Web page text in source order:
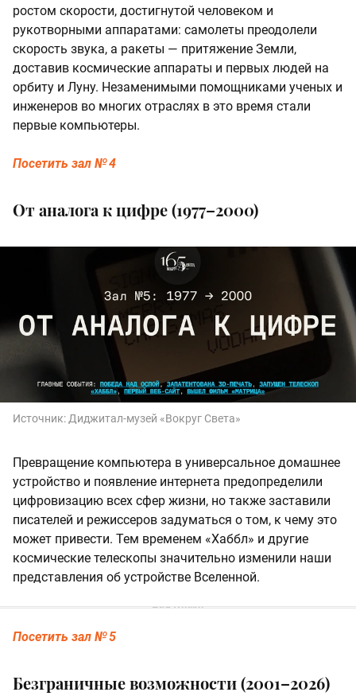
ростом скорости, достигнутой человеком и
рукотворными аппаратами: самолеты преодолели
скорость звука, а ракеты — притяжение Земли,
доставив космические аппараты и первых людей на
орбиту и Луну. Незаменимыми помощниками ученых и
инженеров во многих отраслях в это время стали
первые компьютеры.
Посетить зал № 4
От аналога к цифре (1977–2000)
Источник: Диджитал‑музей «Вокруг Света»
Превращение компьютера в универсальное домашнее
устройство и появление интернета предопределили
цифровизацию всех сфер жизни, но также заставили
писателей и режиссеров задуматься о том, к чему это
может привести. Тем временем «Хаббл» и другие
космические телескопы значительно изменили наши
представления об устройстве Вселенной.
Посетить зал № 5
Безграничные возможности (2001–2026)